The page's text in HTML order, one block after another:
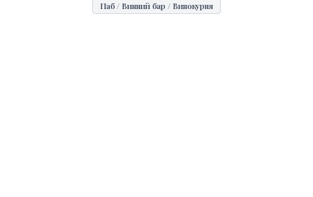
Паб / Винний бар / Винокурня